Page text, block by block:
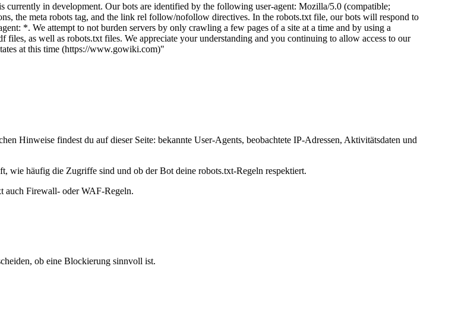
in development. Our bots are identified by the following user-agent: Mozilla/5.0 (compatible;
the meta robots tag, and the link rel follow/nofollow directives. In the robots.txt file, our bots will respond to
*. We attempt to not burden servers by only crawling a few pages of a site at a time and by using a
as well as robots.txt files. We appreciate your understanding and you continuing to allow access to our
at this time (https://www.gowiki.com)"
Hinweise findest du auf dieser Seite: bekannte User-Agents, beobachtete IP-Adressen, Aktivitätsdaten und
wie häufig die Zugriffe sind und ob der Bot deine robots.txt-Regeln respektiert.
auch Firewall- oder WAF-Regeln.
ob eine Blockierung sinnvoll ist.